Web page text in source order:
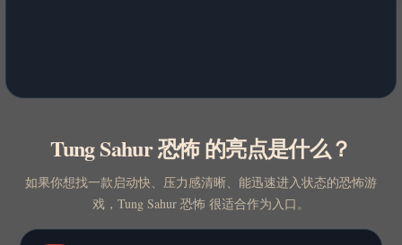
Tung Sahur 恐怖 的亮点是什么？
如果你想找一款启动快、压力感清晰、能迅速进入状态的恐怖游
戏，Tung Sahur 恐怖 很适合作为入口。